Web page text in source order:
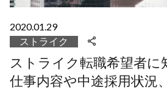
2020.01.29
ストライク
ストライク転職希望者に
仕事内容や中途採用状況